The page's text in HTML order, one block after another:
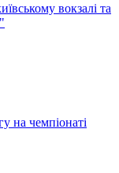
вокзалі та
на чемпіонаті